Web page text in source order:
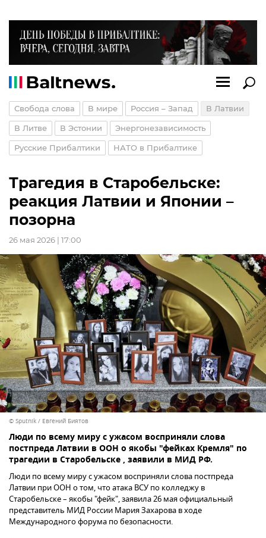
Свобода слова В мире Россия – Запад В Латвии
В Литве В Эстонии Энергонезависимость
Русские Прибалтики НАТО в Прибалтике
Трагедия в Старобельске:
реакция Латвии и Японии –
позорна
26 мая 2026 | 17:00
© Sputnik / Евгений Биятов
Люди по всему миру с ужасом восприняли слова
постпреда Латвии в ООН о якобы "фейках Кремля" по
трагедии в Старобельске , заявили в МИД РФ.
Люди по всему миру с ужасом восприняли слова постпреда
Латвии при ООН о том, что атака ВСУ по колледжу в
Старобельске – якобы "фейк", заявила 26 мая официальный
представитель МИД России Мария Захарова в ходе
Международного форума по безопасности.